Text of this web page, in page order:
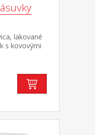
lakované
s kovovými